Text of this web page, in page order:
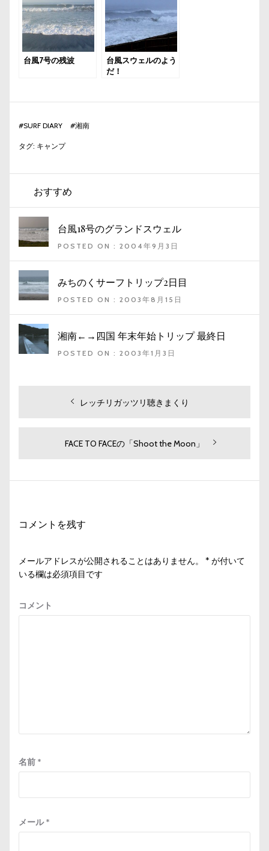
台風7号の残波
台風スウェルのよう
だ！
#SURF DIARY #湘南
タグ: キャンプ
おすすめ
台風18号のグランドスウェル
POSTED ON : 2004年9月3日
みちのくサーフトリップ2日目
POSTED ON : 2003年8月15日
湘南←→四国 年末年始トリップ 最終日
POSTED ON : 2003年1月3日
ョ
過
投
レッチリガッツリ聴きまくり
次
稿:
FACE TO FACEの「Shoot the Moon」
コメントを残す
メールアドレスが公開されることはありません。 * が付いて
いる欄は必須項目です
コメント
名前 *
メール*